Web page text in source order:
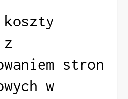
z
stron
w